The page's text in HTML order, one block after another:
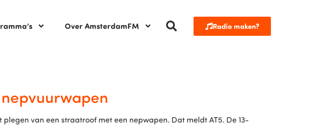
Over AmsterdamFM Radio maken?
van een straatroof met een nepwapen. Dat meldt AT5. De 13-